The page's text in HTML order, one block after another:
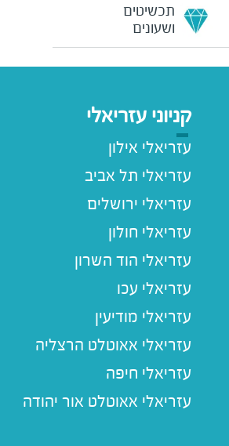
תכשיטים
ושעונים
קניוני עזריאלי
עזריאלי אילון
עזריאלי תל אביב
עזריאלי ירושלים
עזריאלי חולון
עזריאלי הוד השרון
עזריאלי עכו
עזריאלי מודיעין
עזריאלי אאוטלט הרצליה
עזריאלי חיפה
עזריאלי אאוטלט אור יהודה